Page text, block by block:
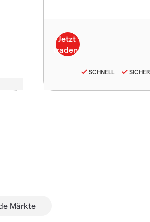
SCHNELL SICHER
Märkte